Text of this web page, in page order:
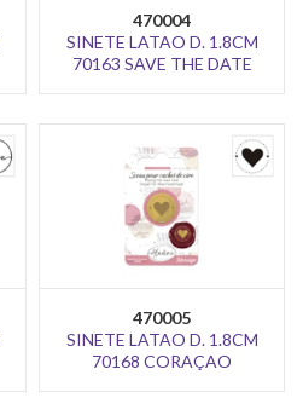
470004
SINETE LATAO D. 1.8CM
70163 SAVE THE DATE
470005
SINETE LATAO D. 1.8CM
70168 CORAÇAO